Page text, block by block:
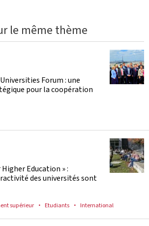
le même thème
Forum : une
pour la coopération
Higher Education » :
des universités sont
supérieur Etudiants International